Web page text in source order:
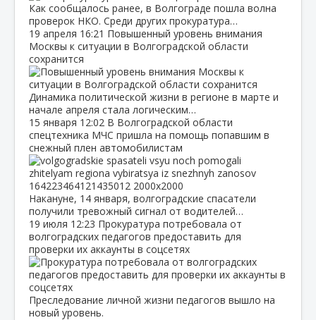
Как сообщалось ранее, в Волгограде пошла волна
проверок НКО. Среди других прокуратура…
19 апреля 16:21 Повышенный уровень внимания
Москвы к ситуации в Волгоградской области
сохранится
Динамика политической жизни в регионе в марте и
начале апреля стала логическим…
15 января 12:02 В Волгоградской области
спецтехника МЧС пришла на помощь попавшим в
снежный плен автомобилистам
Накануне, 14 января, волгоградские спасатели
получили тревожный сигнал от водителей…
19 июля 12:23 Прокуратура потребовала от
волгоградских педагогов предоставить для
проверки их аккаунты в соцсетях
Преследование личной жизни педагогов вышло на
новый уровень.